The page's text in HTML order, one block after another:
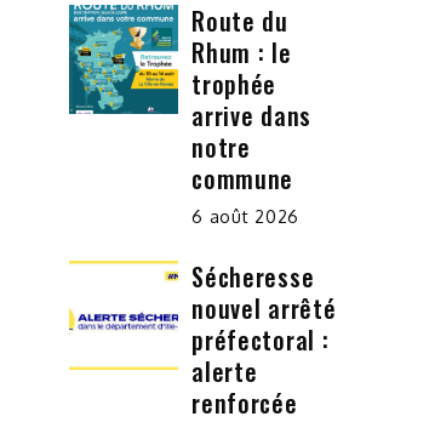
Route du
Rhum : le
trophée
arrive dans
notre
commune
6 août 2026
Sécheresse
nouvel arrêté
préfectoral :
alerte
renforcée